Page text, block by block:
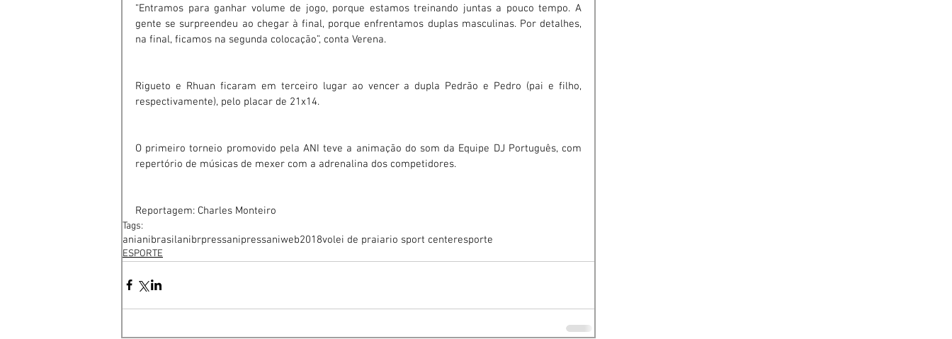
“Entramos para ganhar volume de jogo, porque estamos treinando juntas a pouco tempo. A
gente se surpreendeu ao chegar à final, porque enfrentamos duplas masculinas. Por detalhes,
na final, ficamos na segunda colocação”, conta Verena.
Rigueto e Rhuan ficaram em terceiro lugar ao vencer a dupla Pedrão e Pedro (pai e filho,
respectivamente), pelo placar de 21x14.
O primeiro torneio promovido pela ANI teve a animação do som da Equipe DJ Português, com
repertório de músicas de mexer com a adrenalina dos competidores.
Reportagem: Charles Monteiro
Tags:
anianibrasilanibrpressanipressaniweb2018volei de praiario sport centeresporte
ESPORTE